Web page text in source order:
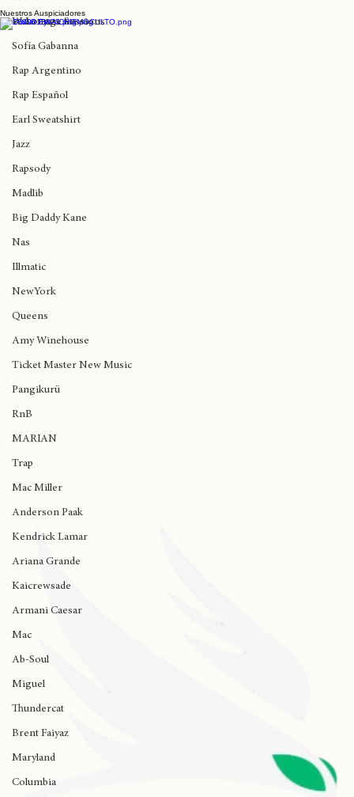
Trova
W Lounge Sessions
Sofía Gabanna
Rap Argentino
Rap Español
Earl Sweatshirt
Jazz
Rapsody
Madlib
Big Daddy Kane
Nas
Illmatic
NewYork
Queens
Amy Winehouse
Ticket Master New Music
Pangikurü
RnB
MARIAN
Trap
Mac Miller
Anderson Paak
Kendrick Lamar
Ariana Grande
Kaicrewsade
Armani Caesar
Mac
Ab-Soul
Miguel
Thundercat
Brent Faiyaz
Maryland
Phil Wizard se enfrentará a Haruto en el